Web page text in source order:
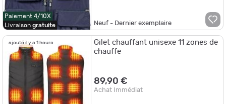
Paiement 4/10X
Livraison gratuite Neuf - Dernier exemplaire
ajouté il y a 1 heure
Gilet chauffant unisexe 11 zones de
chauffe
89,90 €
Achat Immédiat